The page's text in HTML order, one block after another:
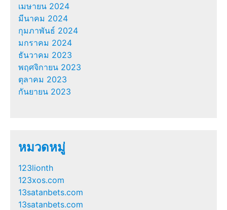
เมษายน 2024
มีนาคม 2024
กุมภาพันธ์ 2024
มกราคม 2024
ธันวาคม 2023
พฤศจิกายน 2023
ตุลาคม 2023
กันยายน 2023
หมวดหมู่
123lionth
123xos.com
13satanbets.com
13satanbets.com